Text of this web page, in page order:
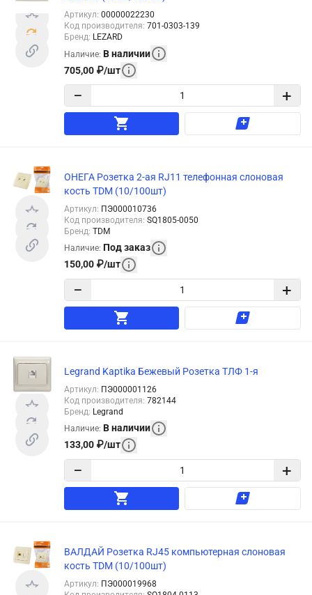
Артикул: 00000022230
Код производителя: 701-0303-139
Бренд: LEZARD
Наличие: В наличии
705,00 ₽/шт
− +
ОНЕГА Розетка 2-ая RJ11 телефонная слоновая
кость TDM (10/100шт)
Артикул: ПЭ000010736
Код производителя: SQ1805-0050
Бренд: TDM
Наличие: Под заказ
150,00 ₽/шт
− +
Legrand Kaptika Бежевый Розетка ТЛФ 1-я
Артикул: ПЭ000001126
Код производителя: 782144
Бренд: Legrand
Наличие: В наличии
133,00 ₽/шт
− +
ВАЛДАЙ Розетка RJ45 компьютерная слоновая
кость TDM (10/100шт)
Артикул: ПЭ000019968